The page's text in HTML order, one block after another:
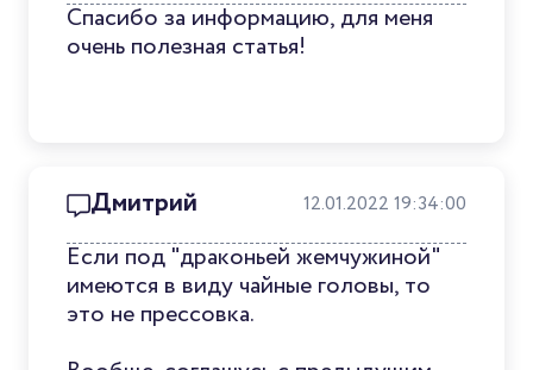
Спасибо за информацию, для меня
очень полезная статья!
Дмитрий 12.01.2022 19:34:00
Если под "драконьей жемчужиной"
имеются в виду чайные головы, то
это не прессовка.